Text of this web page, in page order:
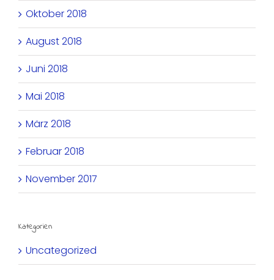
Oktober 2018
August 2018
Juni 2018
Mai 2018
März 2018
Februar 2018
November 2017
Kategorien
Uncategorized